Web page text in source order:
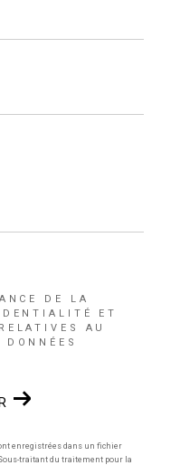
DE LA
ET
AU
enregistrées dans un fichier
traitant du traitement pour la